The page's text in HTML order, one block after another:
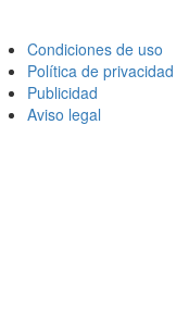
Condiciones de uso
Política de privacidad
Publicidad
Aviso legal